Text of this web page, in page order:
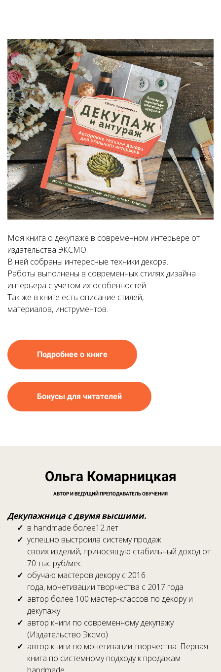
Моя книга о декупаже в современном интерьере от
издательства ЭКСМО.
В ней собраны интересные техники декора.
Работы выполнены в современных стилях дизайна
интерьера с учетом их особенностей.
Так же в книге есть описание стилей,
материалов, инструментов.
Подробнее о книге
Бонусы для читателей
Ольга Комарницкая
АВТОР И ВЕДУЩИЙ ПРЕПОДАВАТЕЛЬ ОБУЧЕНИЯ
Декупажница с двумя высшими.
в handmade более12 лет
успешно выстроила систему продаж
своих изделий, приносящую стабильный доход от
70 тыс руб/мес
обучаю мастеров декору с 2016
года, монетизации творчества с 2017 года
автор более 100 мастер-классов по декору и
декупажу
автор книги по современному декупажу
(Издательство Эксмо)
автор книги по монетизации творчества. Первая
книга по системному подходу к продажам